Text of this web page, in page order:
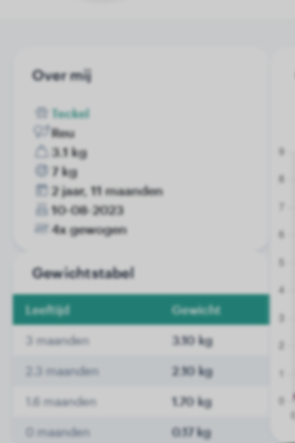
Over mij
Teckel
Reu
3.1 kg
7 kg
2 jaar, 11 maanden
10-08-2023
4x gewogen
Gewichtstabel
Leeftijd Gewicht
3 maanden 3.10 kg
2.3 maanden 2.10 kg
1.6 maanden 1.70 kg
0 maanden 0.17 kg